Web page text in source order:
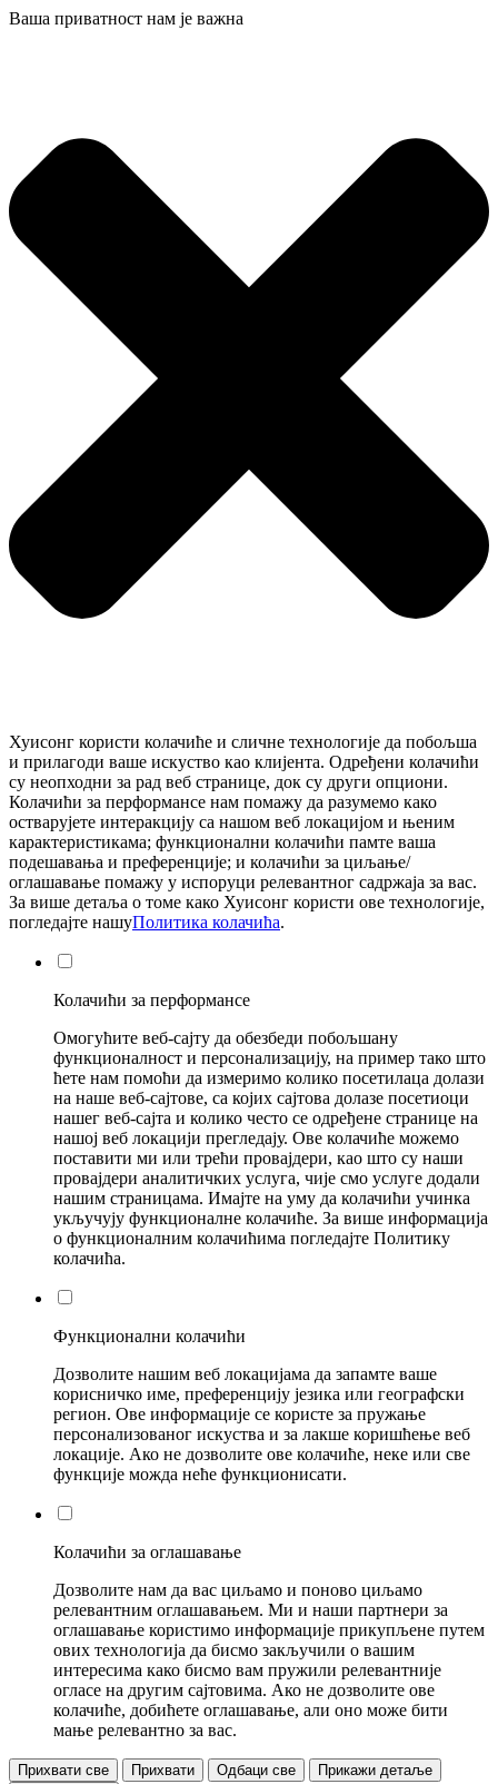
Ваша приватност нам је важна
Хуисонг користи колачиће и сличне технологије да побољша
и прилагоди ваше искуство као клијента. Одређени колачићи
су неопходни за рад веб странице, док су други опциони.
Колачићи за перформансе нам помажу да разумемо како
остварујете интеракцију са нашом веб локацијом и њеним
карактеристикама; функционални колачићи памте ваша
подешавања и преференције; и колачићи за циљање/
оглашавање помажу у испоруци релевантног садржаја за вас.
За више детаља о томе како Хуисонг користи ове технологије,
погледајте нашуПолитика колачића.
Колачићи за перформансе
Омогућите веб-сајту да обезбеди побољшану
функционалност и персонализацију, на пример тако што
ћете нам помоћи да измеримо колико посетилаца долази
на наше веб-сајтове, са којих сајтова долазе посетиоци
нашег веб-сајта и колико често се одређене странице на
нашој веб локацији прегледају. Ове колачиће можемо
поставити ми или трећи провајдери, као што су наши
провајдери аналитичких услуга, чије смо услуге додали
нашим страницама. Имајте на уму да колачићи учинка
укључују функционалне колачиће. За више информација
о функционалним колачићима погледајте Политику
колачића.
Функционални колачићи
Дозволите нашим веб локацијама да запамте ваше
корисничко име, преференцију језика или географски
регион. Ове информације се користе за пружање
персонализованог искуства и за лакше коришћење веб
локације. Ако не дозволите ове колачиће, неке или све
функције можда неће функционисати.
Колачићи за оглашавање
Дозволите нам да вас циљамо и поново циљамо
релевантним оглашавањем. Ми и наши партнери за
оглашавање користимо информације прикупљене путем
ових технологија да бисмо закључили о вашим
интересима како бисмо вам пружили релевантније
огласе на другим сајтовима. Ако не дозволите ове
колачиће, добићете оглашавање, али оно може бити
мање релевантно за вас.
Прихвати све Прихвати Одбаци све
Прикажи детаље